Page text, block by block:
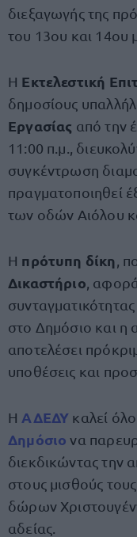
διεξαγωγής της
του 13ου και 14ου
Η Εκτελεστική
δημοσίους
Εργασίας από την
11:00 π.μ.,
συγκέντρωση
πραγματοποιηθεί
των οδών Αιόλου
Η πρότυπη δίκη ,
Δικαστήριο ,
στο Δημόσιο και η
αποτελέσει
υποθέσεις και
Η ΑΔΕΔΥ καλεί
Δημόσιονα
διεκδικώντας την
στους μισθούς
δώρων
αδείας.